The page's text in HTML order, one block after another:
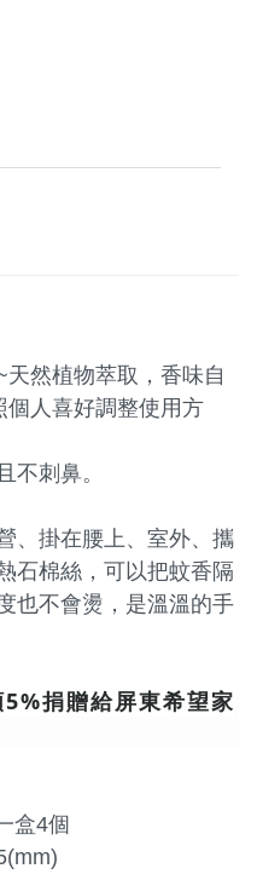
然植物萃取，香味自
人喜好調整使用方
不刺鼻。
、掛在腰上、室外、攜
石棉絲，可以把蚊香隔
也不會燙，是溫溫的手
捐贈給屏東希望家
盒4個